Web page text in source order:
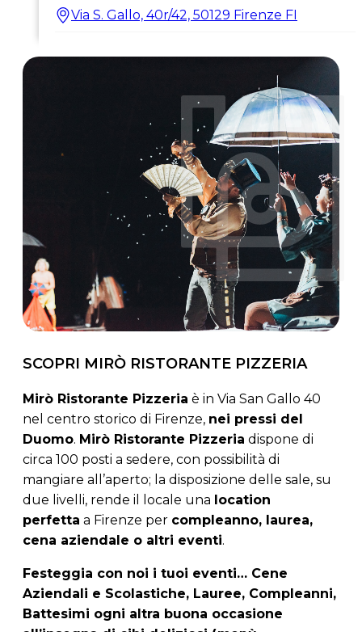
Via S. Gallo, 40r/42, 50129 Firenze FI
SCOPRI MIRÒ RISTORANTE PIZZERIA
Mirò Ristorante Pizzeria è in Via San Gallo 40
nel centro storico di Firenze, nei pressi del
Duomo. Mirò Ristorante Pizzeria dispone di
circa 100 posti a sedere, con possibilità di
mangiare all’aperto; la disposizione delle sale, su
due livelli, rende il locale una location
perfetta a Firenze per compleanno, laurea,
cena aziendale o altri eventi.
Festeggia con noi i tuoi eventi… Cene
Aziendali e Scolastiche, Lauree, Compleanni,
Battesimi ogni altra buona occasione